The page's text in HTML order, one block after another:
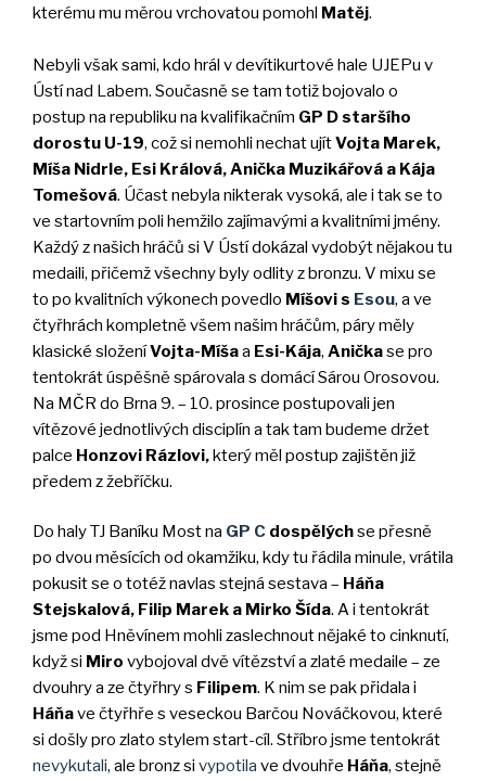
kterému mu měrou vrchovatou pomohl Matěj.
Nebyli však sami, kdo hrál v devítikurtové hale UJEPu v
Ústí nad Labem. Současně se tam totiž bojovalo o
postup na republiku na kvalifikačním GP D staršího
dorostu U-19, což si nemohli nechat ujítVojta Marek,
Míša Nidrle, Esi Králová, Anička Muzikářová a Kája
Tomešová. Účast nebyla nikterak vysoká, ale i tak se to
ve startovním poli hemžilo zajímavými a kvalitními jmény.
Každý z našich hráčů si V Ústí dokázal vydobýt nějakou tu
medaili, přičemž všechny byly odlity z bronzu. V mixu se
to po kvalitních výkonech povedlo Míšovi s Esou, a ve
čtyřhrách kompletně všem našim hráčům, páry měly
klasické složeníVojta-Míšaa Esi-Kája, Aničkase pro
tentokrát úspěšně spárovala s domácí Sárou Orosovou.
Na MČR do Brna 9. – 10. prosince postupovali jen
vítězové jednotlivých disciplín a tak tam budeme držet
palce Honzovi Rázlovi,který měl postup zajištěn již
předem z žebříčku.
Do haly TJ Baníku Most na GP C dospělýchse přesně
po dvou měsících od okamžiku, kdy tu řádila minule, vrátila
pokusit se o totéž navlas stejná sestava – Háňa
Stejskalová, Filip Marek a Mirko Šída. A i tentokrát
jsme pod Hněvínem mohli zaslechnout nějaké to cinknutí,
když si Miro vybojoval dvě vítězství a zlaté medaile – ze
dvouhry a ze čtyřhry s Filipem. K nim se pak přidala i
Háňave čtyřhře s veseckou Barčou Nováčkovou, které
si došly pro zlato stylem start-cíl. Stříbro jsme tentokrát
nevykutali, ale bronz si vypotila ve dvouhře Háňa, stejně